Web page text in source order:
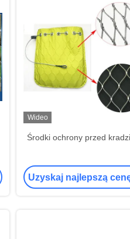
Wideo
Środki ochrony przed
Uzyskaj najlepszą